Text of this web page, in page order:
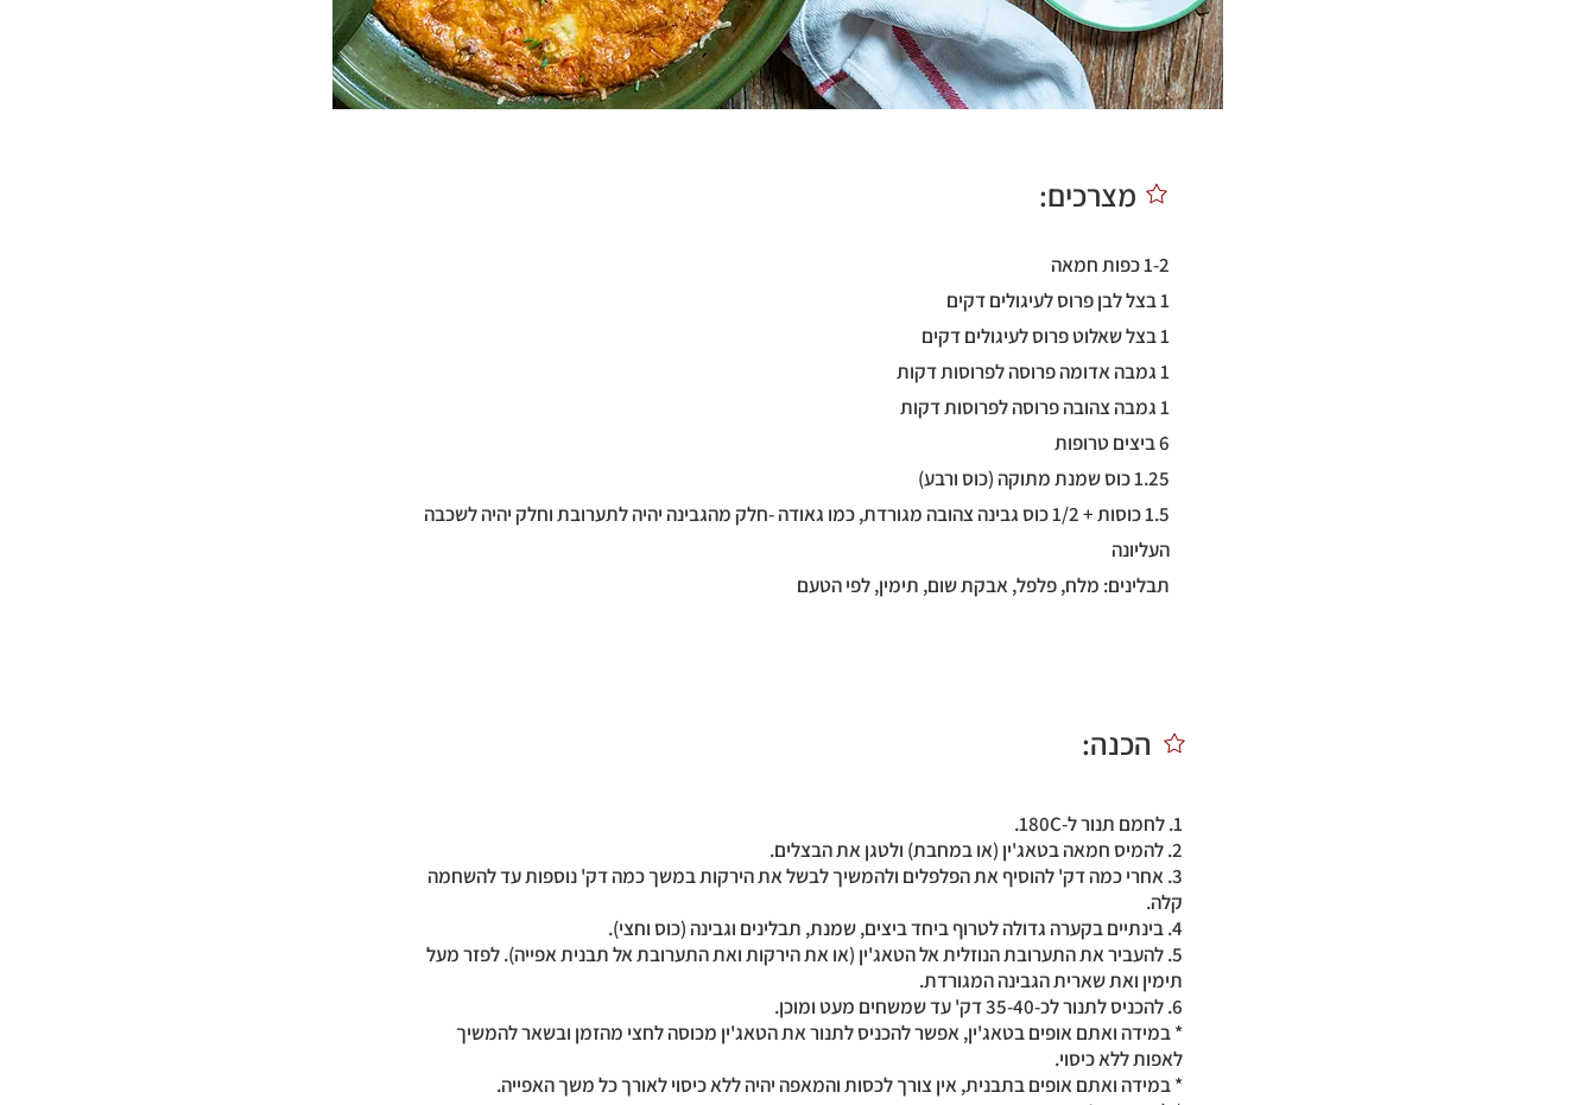
מצרכים:
1-2 כפות חמאה
1 בצל לבן פרוס לעיגולים דקים
1 בצל שאלוט פרוס לעיגולים דקים
1 גמבה אדומה פרוסה לפרוסות דקות
1 גמבה צהובה פרוסה לפרוסות דקות
6 ביצים טרופות
1.25 כוס שמנת מתוקה (כוס ורבע)
1.5 כוסות + 1/2 כוס גבינה צהובה מגורדת, כמו גאודה -חלק מהגבינה יהיה לתערובת וחלק יהיה לשכבה
העליונה
תבלינים: מלח, פלפל, אבקת שום, תימין, לפי הטעם
הכנה:
1. לחמם תנור ל-180C.
2. להמיס חמאה בטאג'ין (או במחבת) ולטגן את הבצלים.
3. אחרי כמה דק' להוסיף את הפלפלים ולהמשיך לבשל את הירקות במשך כמה דק' נוספות עד להשחמה
קלה.
4. בינתיים בקערה גדולה לטרוף ביחד ביצים, שמנת, תבלינים וגבינה (כוס וחצי).
5. להעביר את התערובת הנוזלית אל הטאג'ין (או את הירקות ואת התערובת אל תבנית אפייה). לפזר מעל
תימין ואת שארית הגבינה המגורדת.
6. להכניס לתנור לכ-35-40 דק' עד שמשחים מעט ומוכן.
* במידה ואתם אופים בטאג'ין, אפשר להכניס לתנור את הטאג'ין מכוסה לחצי מהזמן ובשאר להמשיך
לאפות ללא כיסוי.
* במידה ואתם אופים בתבנית, אין צורך לכסות והמאפה יהיה ללא כיסוי לאורך כל משך האפייה.